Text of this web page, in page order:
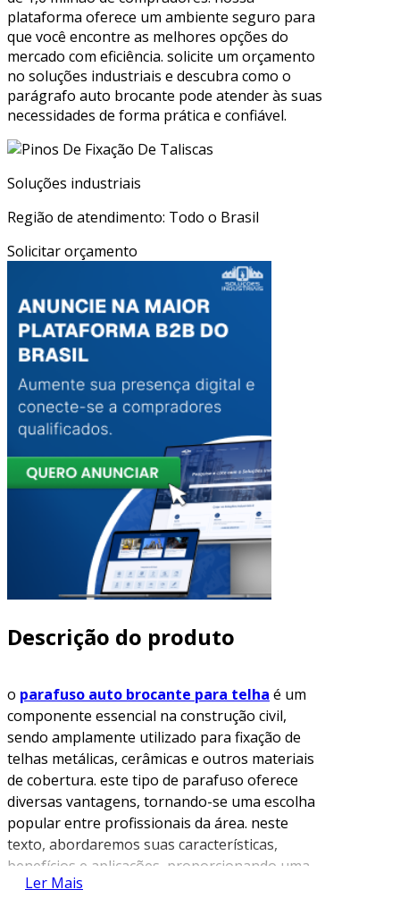
plataforma oferece um ambiente seguro para
que você encontre as melhores opções do
mercado com eficiência. solicite um orçamento
no soluções industriais e descubra como o
parágrafo auto brocante pode atender às suas
necessidades de forma prática e confiável.
Soluções industriais
Região de atendimento: Todo o Brasil
Solicitar orçamento
Descrição do produto
o parafuso auto brocante para telha é um
componente essencial na construção civil,
sendo amplamente utilizado para fixação de
telhas metálicas, cerâmicas e outros materiais
de cobertura. este tipo de parafuso oferece
diversas vantagens, tornando-se uma escolha
popular entre profissionais da área. neste
texto, abordaremos suas características,
benefícios e aplicações, proporcionando uma
visão abrangente desse produto.
Ler Mais